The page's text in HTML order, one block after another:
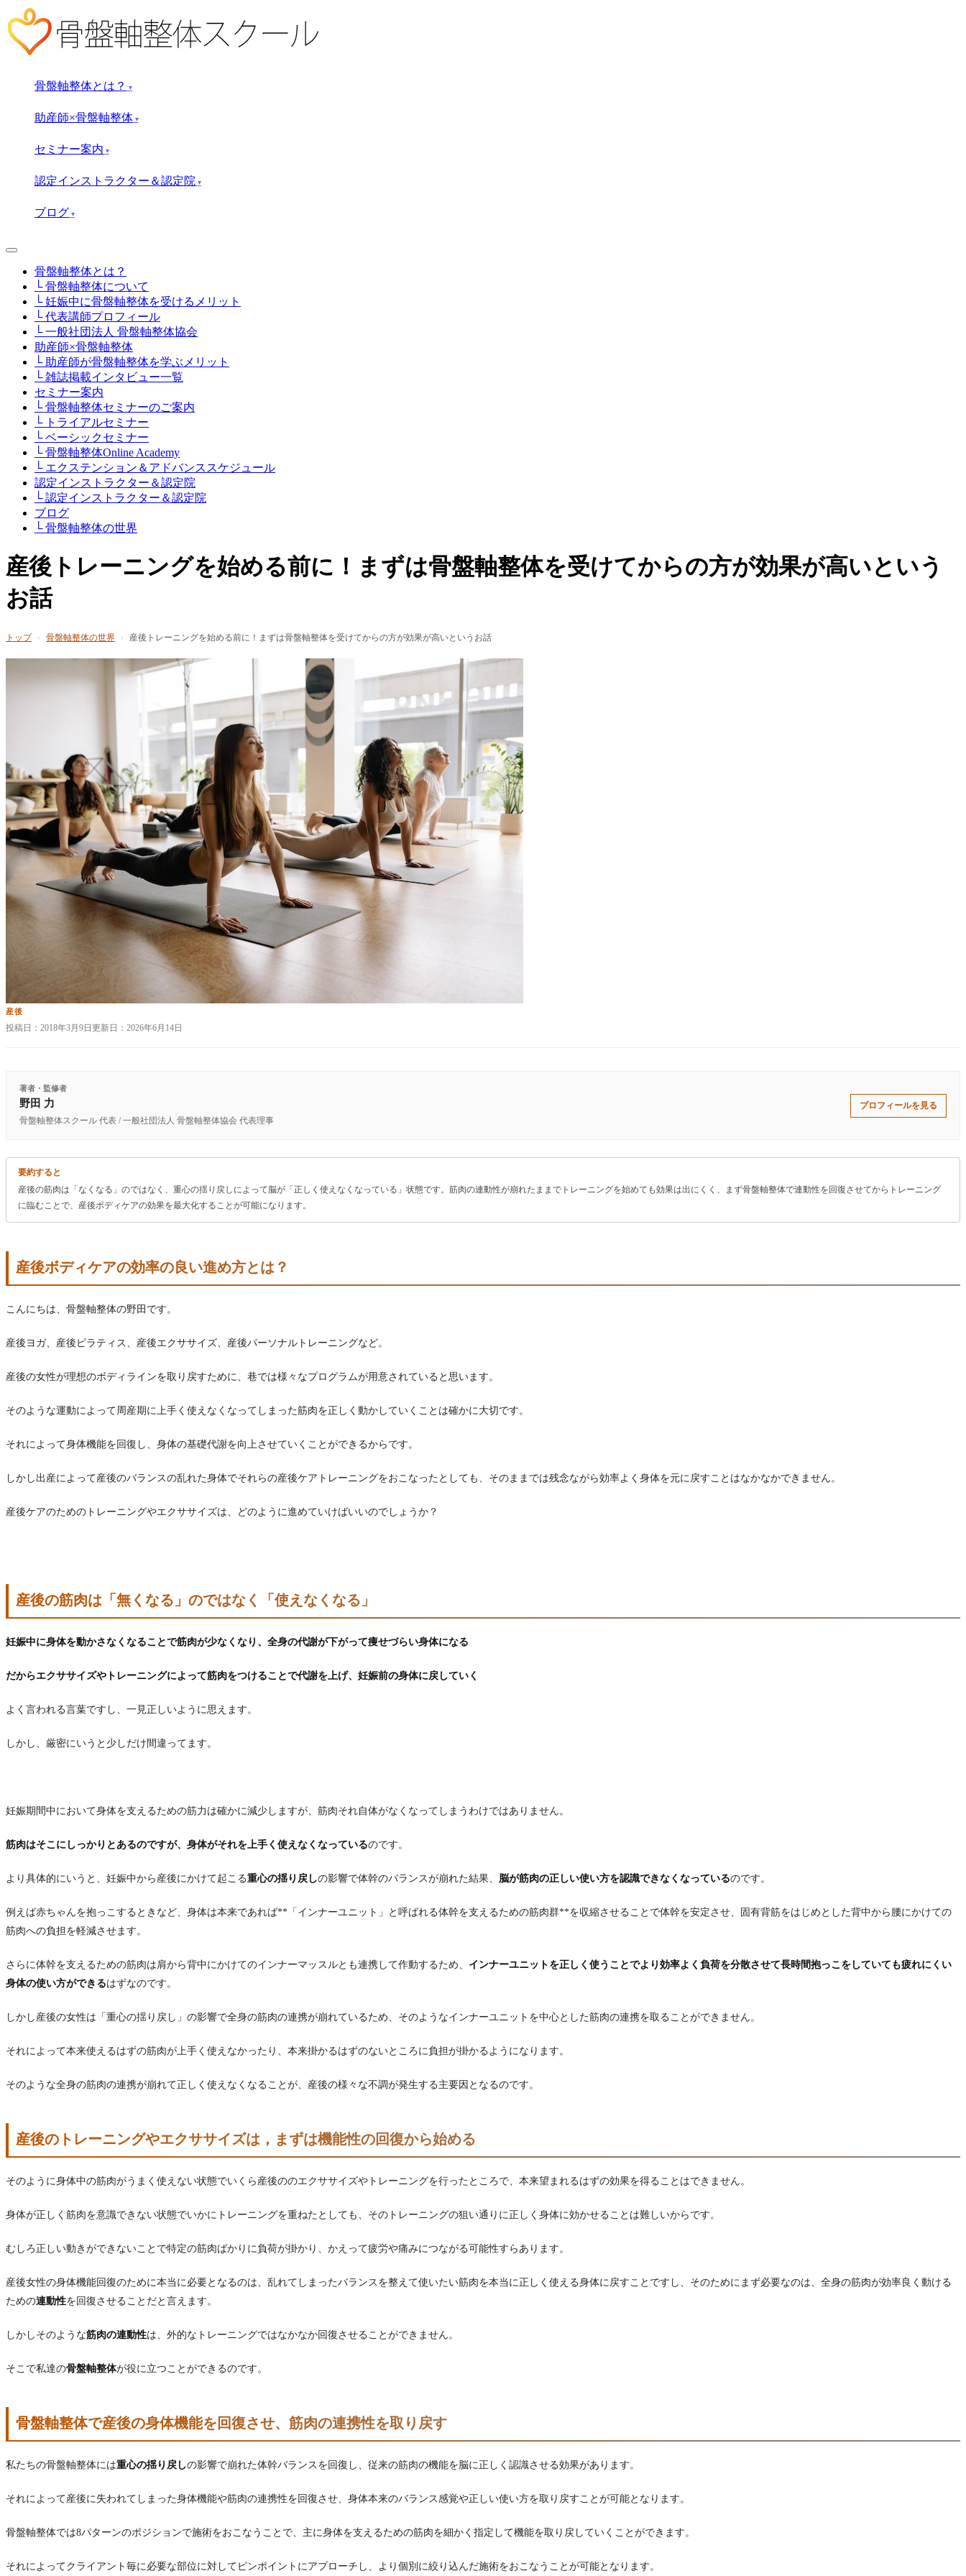
骨盤軸整体とは？ ▾
助産師×骨盤軸整体 ▾
セミナー案内 ▾
認定インストラクター＆認定院 ▾
ブログ ▾
骨盤軸整体とは？
└ 骨盤軸整体について
└ 妊娠中に骨盤軸整体を受けるメリット
└ 代表講師プロフィール
└ 一般社団法人 骨盤軸整体協会
助産師×骨盤軸整体
└ 助産師が骨盤軸整体を学ぶメリット
└ 雑誌掲載インタビュー一覧
セミナー案内
└ 骨盤軸整体セミナーのご案内
└ トライアルセミナー
└ ベーシックセミナー
└ 骨盤軸整体Online Academy
└ エクステンション＆アドバンススケジュール
認定インストラクター＆認定院
└ 認定インストラクター＆認定院
ブログ
└ 骨盤軸整体の世界
産後トレーニングを始める前に！まずは骨盤軸整体を受けてからの方が効果が高いという
お話
トップ › 骨盤軸整体の世界 › 産後トレーニングを始める前に！まずは骨盤軸整体を受けてからの方が効果が高いというお話
産後
投稿日： 2018年3月9日 更新日： 2026年6月14日
著者・監修者
野田 力
骨盤軸整体スクール 代表 / 一般社団法人 骨盤軸整体協会 代表理事
プロフィールを見る
要約すると
産後の筋肉は「なくなる」のではなく、重心の揺り戻しによって脳が「正しく使えなくなっている」状態です。筋肉の連動性が崩れたままでトレーニングを始めても効果は出にくく、まず骨盤軸整体で連動性を回復させてからトレーニング
に臨むことで、産後ボディケアの効果を最大化することが可能になります。
産後ボディケアの効率の良い進め方とは？
こんにちは、骨盤軸整体の野田です。
産後ヨガ、産後ピラティス、産後エクササイズ、産後パーソナルトレーニングなど。
産後の女性が理想のボディラインを取り戻すために、巷では様々なプログラムが用意されていると思います。
そのような運動によって周産期に上手く使えなくなってしまった筋肉を正しく動かしていくことは確かに大切です。
それによって身体機能を回復し、身体の基礎代謝を向上させていくことができるからです。
しかし出産によって産後のバランスの乱れた身体でそれらの産後ケアトレーニングをおこなったとしても、そのままでは残念ながら効率よく身体を元に戻すことはなかなかできません。
産後ケアのためのトレーニングやエクササイズは、どのように進めていけばいいのでしょうか？
産後の筋肉は「無くなる」のではなく「使えなくなる」
妊娠中に身体を動かさなくなることで筋肉が少なくなり、全身の代謝が下がって痩せづらい身体になる
だからエクササイズやトレーニングによって筋肉をつけることで代謝を上げ、妊娠前の身体に戻していく
よく言われる言葉ですし、一見正しいように思えます。
しかし、厳密にいうと少しだけ間違ってます。
妊娠期間中において身体を支えるための筋力は確かに減少しますが、筋肉それ自体がなくなってしまうわけではありません。
筋肉はそこにしっかりとあるのですが、身体がそれを上手く使えなくなっているのです。
より具体的にいうと、妊娠中から産後にかけて起こる重心の揺り戻しの影響で体幹のバランスが崩れた結果、 脳が筋肉の正しい使い方を認識できなくなっているのです。
例えば赤ちゃんを抱っこするときなど、身体は本来であれば**「インナーユニット」と呼ばれる体幹を支えるための筋肉群**を収縮させることで体幹を安定させ、固有背筋をはじめとした背中から腰にかけての
筋肉への負担を軽減させます。
さらに体幹を支えるための筋肉は肩から背中にかけてのインナーマッスルとも連携して作動するため、 インナーユニットを正しく使うことでより効率よく負荷を分散させて長時間抱っこをしていても疲れにくい
身体の使い方ができるはずなのです。
しかし産後の女性は「重心の揺り戻し」の影響で全身の筋肉の連携が崩れているため、そのようなインナーユニットを中心とした筋肉の連携を取ることができません。
それによって本来使えるはずの筋肉が上手く使えなかったり、本来掛かるはずのないところに負担が掛かるようになります。
そのような全身の筋肉の連携が崩れて正しく使えなくなることが、産後の様々な不調が発生する主要因となるのです。
産後のトレーニングやエクササイズは，まずは機能性の回復から始める
そのように身体中の筋肉がうまく使えない状態でいくら産後ののエクササイズやトレーニングを行ったところで、本来望まれるはずの効果を得ることはできません。
身体が正しく筋肉を意識できない状態でいかにトレーニングを重ねたとしても、そのトレーニングの狙い通りに正しく身体に効かせることは難しいからです。
むしろ正しい動きができないことで特定の筋肉ばかりに負荷が掛かり、かえって疲労や痛みにつながる可能性すらあります。
産後女性の身体機能回復のために本当に必要となるのは、乱れてしまったバランスを整えて使いたい筋肉を本当に正しく使える身体に戻すことですし、そのためにまず必要なのは、全身の筋肉が効率良く動ける
ための連動性を回復させることだと言えます。
しかしそのような筋肉の連動性は、外的なトレーニングではなかなか回復させることができません。
そこで私達の骨盤軸整体が役に立つことができるのです。
骨盤軸整体で産後の身体機能を回復させ、筋肉の連携性を取り戻す
私たちの骨盤軸整体には重心の揺り戻しの影響で崩れた体幹バランスを回復し、従来の筋肉の機能を脳に正しく認識させる効果があります。
それによって産後に失われてしまった身体機能や筋肉の連携性を回復させ、身体本来のバランス感覚や正しい使い方を取り戻すことが可能となります。
骨盤軸整体では8パターンのポジションで施術をおこなうことで、主に身体を支えるための筋肉を細かく指定して機能を取り戻していくことができます。
それによってクライアント毎に必要な部位に対してピンポイントにアプローチし、より個別に絞り込んだ施術をおこなうことが可能となります。